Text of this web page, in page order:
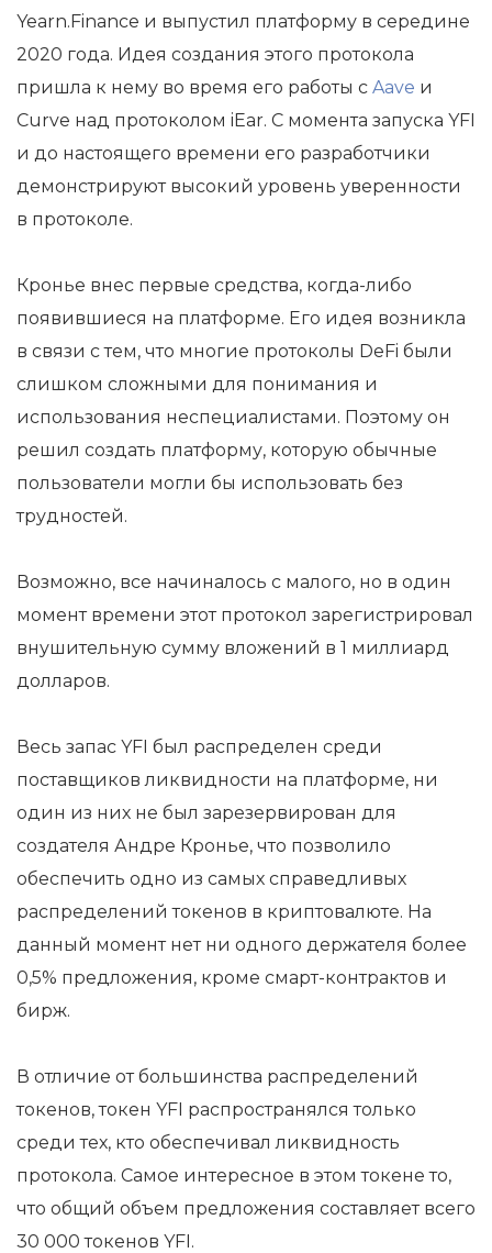
Yearn.Finance и выпустил платформу в середине
2020 года. Идея создания этого протокола
пришла к нему во время его работы с Aave и
Curve над протоколом iEar. С момента запуска YFI
и до настоящего времени его разработчики
демонстрируют высокий уровень уверенности
в протоколе.
Кронье внес первые средства, когда-либо
появившиеся на платформе. Его идея возникла
в связи с тем, что многие протоколы DeFi были
слишком сложными для понимания и
использования неспециалистами. Поэтому он
решил создать платформу, которую обычные
пользователи могли бы использовать без
трудностей.
Возможно, все начиналось с малого, но в один
момент времени этот протокол зарегистрировал
внушительную сумму вложений в 1 миллиард
долларов.
Весь запас YFI был распределен среди
поставщиков ликвидности на платформе, ни
один из них не был зарезервирован для
создателя Андре Кронье, что позволило
обеспечить одно из самых справедливых
распределений токенов в криптовалюте. На
данный момент нет ни одного держателя более
0,5% предложения, кроме смарт-контрактов и
бирж.
В отличие от большинства распределений
токенов, токен YFI распространялся только
среди тех, кто обеспечивал ликвидность
протокола. Самое интересное в этом токене то,
что общий объем предложения составляет всего
30 000 токенов YFI.